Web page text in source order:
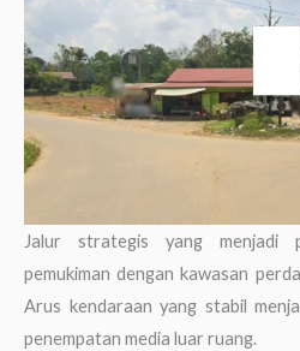
Jalur strategis yang menjadi
pemukiman dengan kawasan
Arus kendaraan yang stabil
penempatan media luar ruang.